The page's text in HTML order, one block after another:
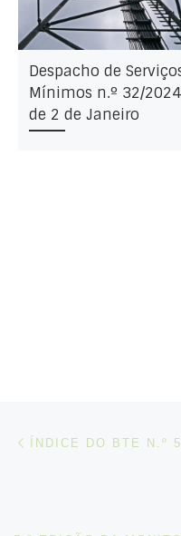
Despacho de
Mínimos n.º 32/
de 2 de Janeiro
Post